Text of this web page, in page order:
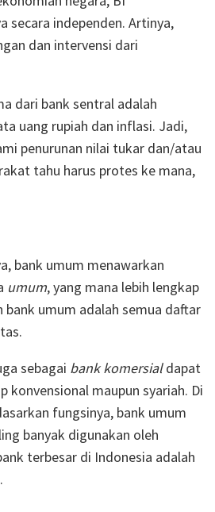
secara independen. Artinya,
dan intervensi dari
dari bank sentral adalah
uang rupiah dan inflasi. Jadi,
penurunan nilai tukar dan/atau
tahu harus protes ke mana,
bank umum menawarkan
umum, yang mana lebih lengkap
bank umum adalah semua daftar
sebagai bank komersialdapat
konvensional maupun syariah. Di
fungsinya, bank umum
banyak digunakan oleh
terbesar di Indonesia adalah